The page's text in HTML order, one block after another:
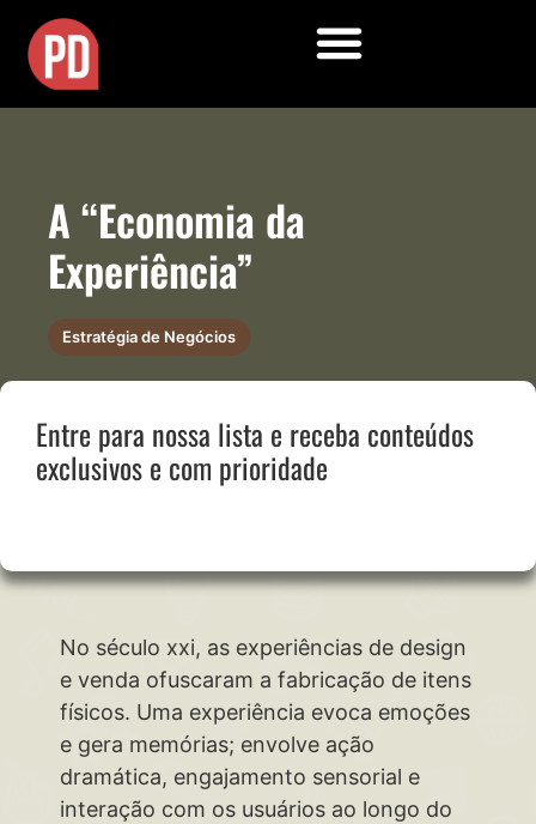
A “Economia da
Experiência”
Estratégia de Negócios
Entre para nossa lista e receba conteúdos
exclusivos e com prioridade
No século xxi, as experiências de design
e venda ofuscaram a fabricação de itens
físicos. Uma experiência evoca emoções
e gera memórias; envolve ação
dramática, engajamento sensorial e
interação com os usuários ao longo do